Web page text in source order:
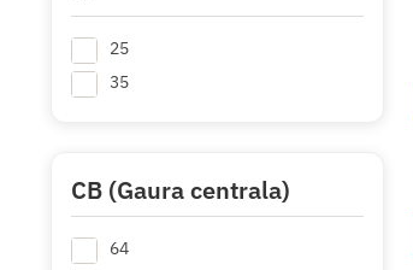
25
35
CB (Gaura centrala)
64